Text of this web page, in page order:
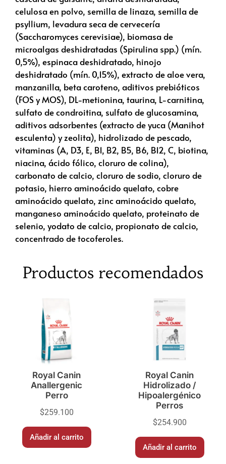
celulosa en polvo, semilla de linaza, semilla de
psyllium, levadura seca de cervecería
(Saccharomyces cerevisiae), biomasa de
microalgas deshidratadas (Spirulina spp.) (mín.
0,5%), espinaca deshidratado, hinojo
deshidratado (mín. 0,15%), extracto de aloe vera,
manzanilla, beta caroteno, aditivos prebióticos
(FOS y MOS), DL-metionina, taurina, L-carnitina,
sulfato de condroitina, sulfato de glucosamina,
aditivos adsorbentes (extracto de yuca (Manihot
esculenta) y zeolita), hidrolizado de pescado,
vitaminas (A, D3, E, B1, B2, B5, B6, B12, C, biotina,
niacina, ácido fólico, cloruro de colina),
carbonato de calcio, cloruro de sodio, cloruro de
potasio, hierro aminoácido quelato, cobre
aminoácido quelato, zinc aminoácido quelato,
manganeso aminoácido quelato, proteinato de
selenio, yodato de calcio, propionato de calcio,
concentrado de tocoferoles.
Productos recomendados
Royal Canin
Anallergenic
Perro
$259.100
Añadir al carrito
Royal Canin
Hidrolizado /
Hipoalergénico
Perros
$254.900
Añadir al carrito